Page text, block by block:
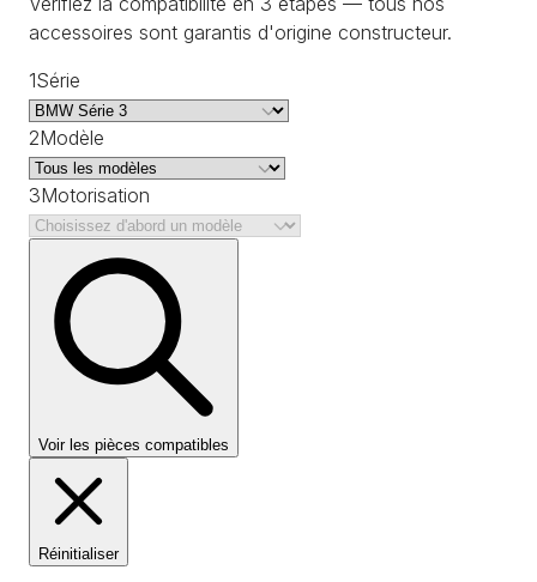
accessoires sont garantis d'origine constructeur.
1Série
2Modèle
3Motorisation
Voir les pièces compatibles
Réinitialiser